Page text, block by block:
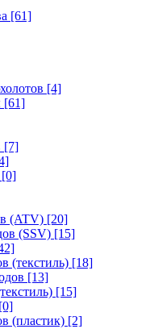
[61]
[4]
[61]
[7]
[0]
(ATV) [20]
(SSV) [15]
(текстиль) [18]
[13]
[15]
[0]
(пластик) [2]